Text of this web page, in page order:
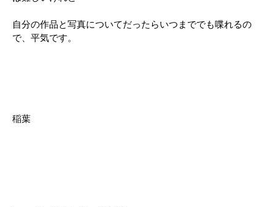
自分の作品と写真についてだったらいつまででも喋れるの
で、平気です。
稲葉